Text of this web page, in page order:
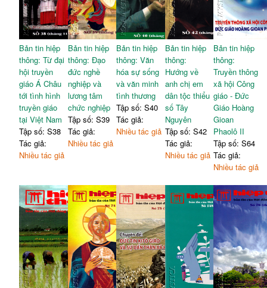
Bản tin hiệp
thông: Từ đại
hội truyền
giáo Á Châu
tới tình hình
truyền giáo
tại Việt Nam
Tập số: S38
Tác giả:
Nhiều tác giả
Bản tin hiệp
thông: Đạo
đức nghề
nghiệp và
lương tâm
chức nghiệp
Tập số: S39
Tác giả:
Nhiều tác giả
Bản tin hiệp
thông: Văn
hóa sự sống
và văn minh
tình thương
Tập số: S40
Tác giả:
Nhiều tác giả
Bản tin hiệp
thông:
Hướng về
anh chị em
dân tộc thiểu
số Tây
Nguyên
Tập số: S42
Tác giả:
Nhiều tác giả
Bản tin hiệp
thông:
Truyền thông
xã hội Công
giáo - Đức
Giáo Hoàng
Gioan
Phaolô II
Tập số: S64
Tác giả:
Nhiều tác giả